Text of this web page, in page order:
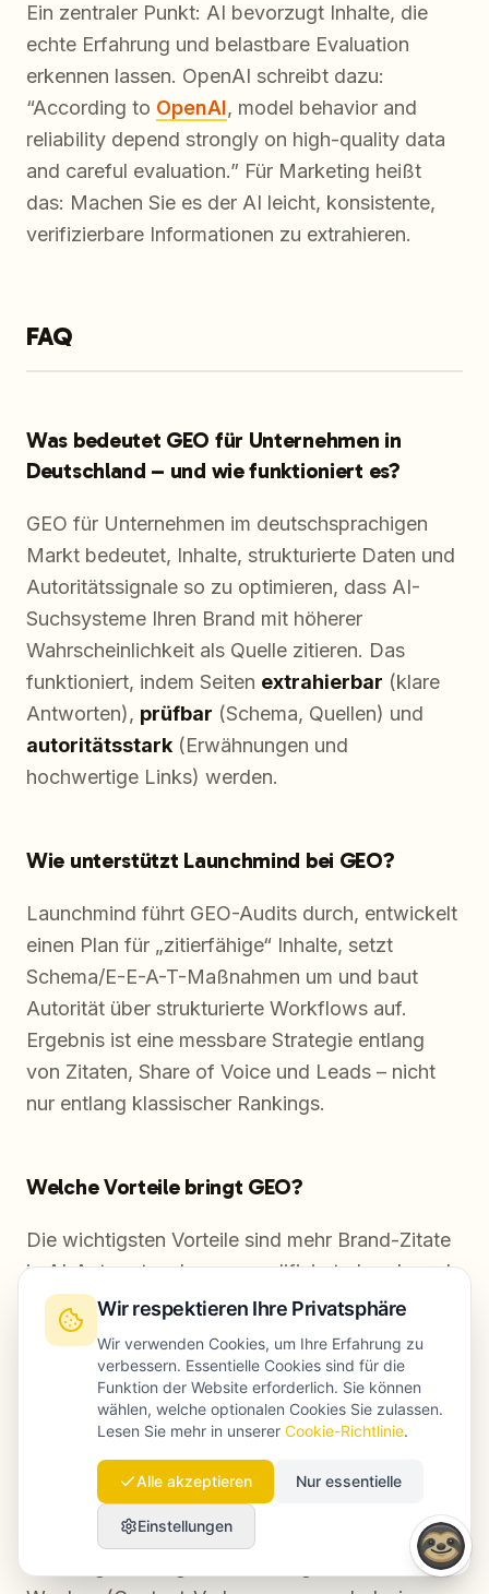
Ein zentraler Punkt: AI bevorzugt Inhalte, die
echte Erfahrung und belastbare Evaluation
erkennen lassen. OpenAI schreibt dazu:
“According to OpenAI, model behavior and
reliability depend strongly on high-quality data
and careful evaluation.” Für Marketing heißt
das: Machen Sie es der AI leicht, konsistente,
verifizierbare Informationen zu extrahieren.
FAQ
Was bedeutet GEO für Unternehmen in
Deutschland – und wie funktioniert es?
GEO für Unternehmen im deutschsprachigen
Markt bedeutet, Inhalte, strukturierte Daten und
Autoritätssignale so zu optimieren, dass AI-
Suchsysteme Ihren Brand mit höherer
Wahrscheinlichkeit als Quelle zitieren. Das
funktioniert, indem Seiten extrahierbar (klare
Antworten), prüfbar (Schema, Quellen) und
autoritätsstark (Erwähnungen und
hochwertige Links) werden.
Wie unterstützt Launchmind bei GEO?
Launchmind führt GEO-Audits durch, entwickelt
einen Plan für „zitierfähige“ Inhalte, setzt
Schema/E-E-A-T-Maßnahmen um und baut
Autorität über strukturierte Workflows auf.
Ergebnis ist eine messbare Strategie entlang
von Zitaten, Share of Voice und Leads – nicht
nur entlang klassischer Rankings.
Welche Vorteile bringt GEO?
Die wichtigsten Vorteile sind mehr Brand-Zitate
in AI-Antworten, besser qualifizierte Leads und
höhere Resilienz bei sinkenden Klicks aus
klassischen SERPs. Zusätzlich steigen Klarheit
der Positionierung und Conversion-Performance
wichtiger Seiten, weil Inhalte stärker
entscheidungsorientiert werden.
Wie schnell sieht man Ergebnisse mit GEO?
Wir respektieren Ihre Privatsphäre
Wir verwenden Cookies, um Ihre Erfahrung zu
verbessern. Essentielle Cookies sind für die
Funktion der Website erforderlich. Sie können
wählen, welche optionalen Cookies Sie zulassen.
Lesen Sie mehr in unserer Cookie-Richtlinie.
Alle akzeptieren Nur essentielle
Einstellungen